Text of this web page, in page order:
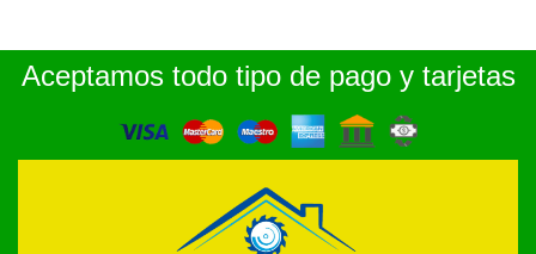
Aceptamos todo tipo de pago y tarjetas